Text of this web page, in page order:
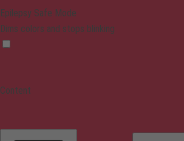
Epilepsy Safe Mode
Dims colors and stops blinking
Content